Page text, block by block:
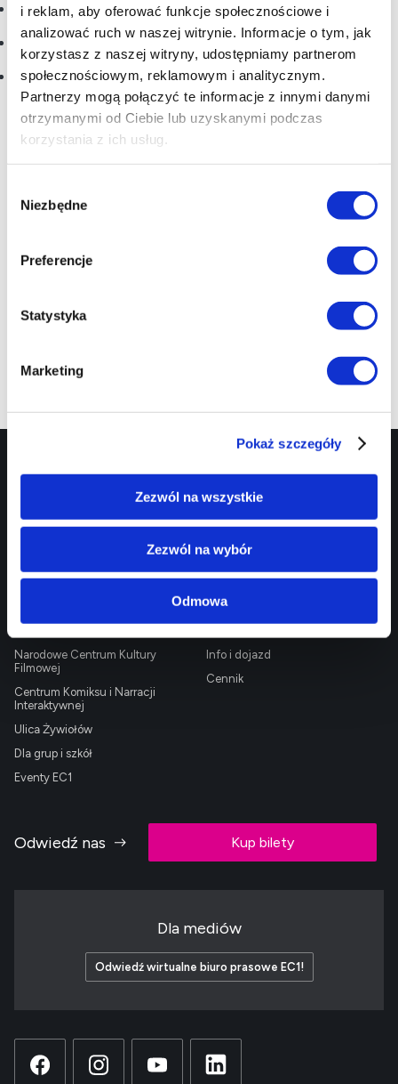
i reklam, aby oferować funkcje społecznościowe i
analizować ruch w naszej witrynie. Informacje o tym, jak
korzystasz z naszej witryny, udostępniamy partnerom
społecznościowym, reklamowym i analitycznym.
Partnerzy mogą połączyć te informacje z innymi danymi
otrzymanymi od Ciebie lub uzyskanymi podczas
korzystania z ich usług.
zgody
Niezbędne
Preferencje
Statystyka
Marketing
Pokaż szczegóły
Zezwól na wszystkie
Zezwól na wybór
Odmowa
Jak rozumieć minimalizm? Czy to kwestia kreski,
kompozycji, narracji, a może wszystkiego naraz?
Gdzie są granice minimalizmu? Kiedy oszczędność formy
staje się pustką, a kiedy siłą?
Czy minimalizm dominuje polski komiks? Moda, świadomy
wybór artystyczny czy może znak rozpoznawczy
rodzimej sceny?
Spotkanie poprowadzą Kamil Słupiński i Marcin Czopek.
90-022 Łódź
biuro@ec1lodz.pl
Oferta
Narodowe Centrum Kultury
Filmowej
Centrum Komiksu i Narracji
Interaktywnej
Ulica Żywiołów
Dla grup i szkół
Eventy EC1
Informacje
O EC1
Info i dojazd
Cennik
Odwiedź nas Kup bilety
Dla mediów
Odwiedź wirtualne biuro prasowe EC1!